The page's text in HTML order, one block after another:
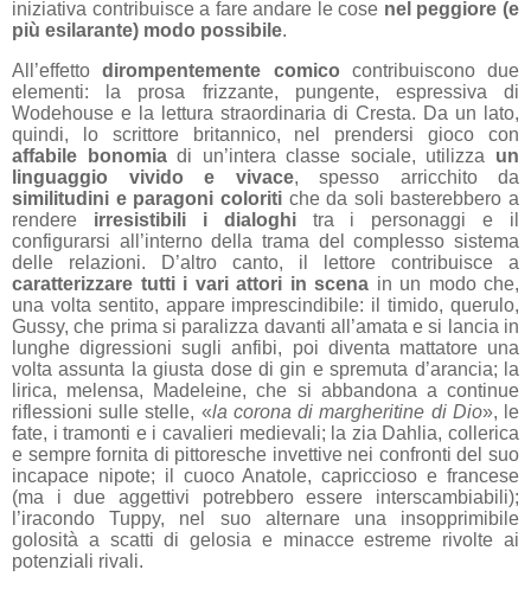
iniziativa contribuisce a fare andare le cose nel peggiore (e
più esilarante) modo possibile.
All’effettodirompentemente comico contribuiscono due
elementi: la prosa frizzante, pungente, espressiva di
Wodehouse e la lettura straordinaria di Cresta. Da un lato,
quindi, lo scrittore britannico, nel prendersi gioco con
affabile bonomiadi un’intera classe sociale, utilizza un
linguaggio vivido e vivace, spesso arricchito da
similitudini e paragoni coloritiche da soli basterebbero a
rendere irresistibili i dialoghitra i personaggi e il
configurarsi all’interno della trama del complesso sistema
delle relazioni. D’altro canto, il lettore contribuisce a
caratterizzare tutti i vari attori in scena in un modo che,
una volta sentito, appare imprescindibile: il timido, querulo,
Gussy, che prima si paralizza davanti all’amata e si lancia in
lunghe digressioni sugli anfibi, poi diventa mattatore una
volta assunta la giusta dose di gin e spremuta d’arancia; la
lirica, melensa, Madeleine, che si abbandona a continue
riflessioni sulle stelle, «la corona di margheritine di Dio», le
fate, i tramonti e i cavalieri medievali; la zia Dahlia, collerica
e sempre fornita di pittoresche invettive nei confronti del suo
incapace nipote; il cuoco Anatole, capriccioso e francese
(ma i due aggettivi potrebbero essere interscambiabili);
l’iracondo Tuppy, nel suo alternare una insopprimibile
golosità a scatti di gelosia e minacce estreme rivolte ai
potenziali rivali.